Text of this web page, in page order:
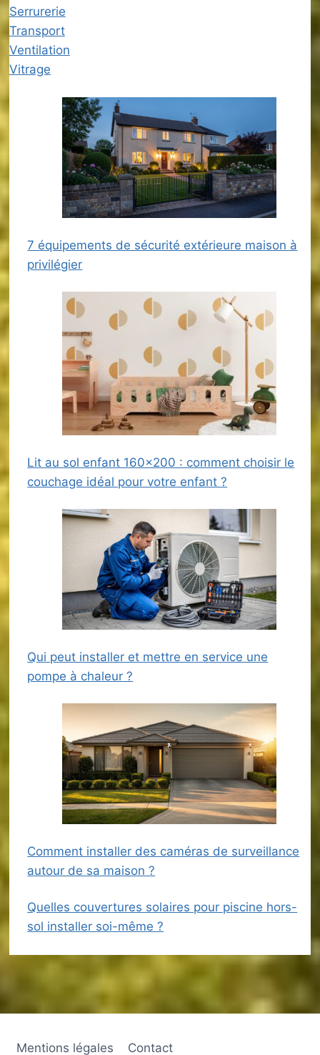
Serrurerie
Transport
Ventilation
Vitrage
7 équipements de sécurité extérieure maison à
privilégier
Lit au sol enfant 160×200 : comment choisir le
couchage idéal pour votre enfant ?
Qui peut installer et mettre en service une
pompe à chaleur ?
Comment installer des caméras de surveillance
autour de sa maison ?
Quelles couvertures solaires pour piscine hors-
sol installer soi-même ?
Mentions légales Contact